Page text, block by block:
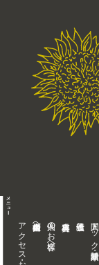
企業内担当者様へ 個人のお客様へ 人間ドック・健康診断